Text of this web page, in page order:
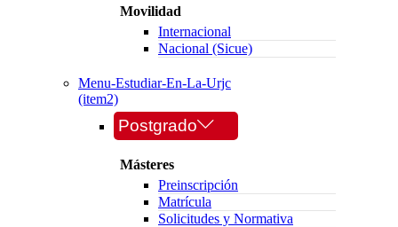
Movilidad
Internacional
Nacional (Sicue)
Menu-Estudiar-En-La-Urjc
(item2)
Postgrado
Másteres
Preinscripción
Matrícula
Solicitudes y Normativa